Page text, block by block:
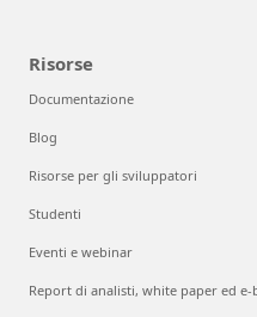
Risorse
Documentazione
Blog
Risorse per gli sviluppatori
Studenti
Eventi e webinar
Report di analisti, white paper ed e-